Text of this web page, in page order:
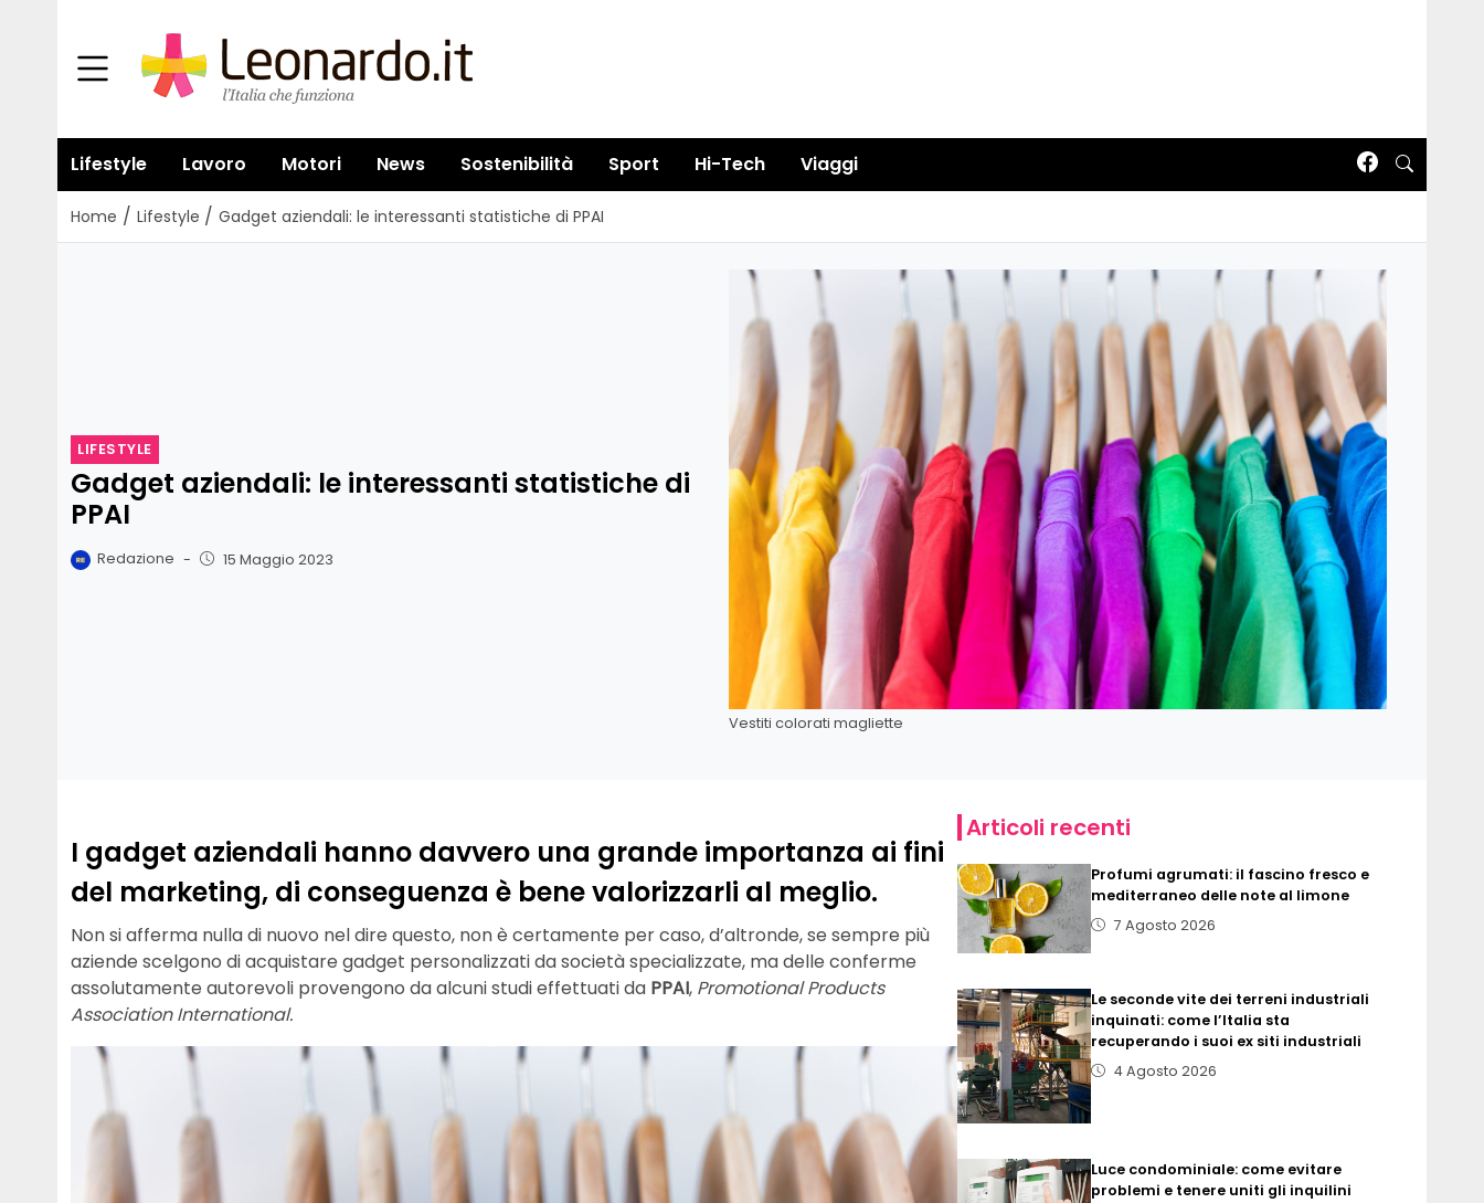
Lifestyle Lavoro Motori News Sostenibilità Sport Hi-Tech Viaggi
Home / Lifestyle / Gadget aziendali: le interessanti statistiche di PPAI
LIFESTYLE
Gadget aziendali: le interessanti statistiche di
PPAI
Redazione - 15 Maggio 2023
Vestiti colorati magliette
I gadget aziendali hanno davvero una grande importanza ai fini
del marketing, di conseguenza è bene valorizzarli al meglio.
Non si afferma nulla di nuovo nel dire questo, non è certamente per caso, d’altronde, se sempre più
aziende scelgono di acquistare gadget personalizzati da società specializzate, ma delle conferme
assolutamente autorevoli provengono da alcuni studi effettuati da PPAI, Promotional Products
Association International.
Articoli recenti
Profumi agrumati: il fascino fresco e
mediterraneo delle note al limone
7 Agosto 2026
Le seconde vite dei terreni industriali
inquinati: come l’Italia sta
recuperando i suoi ex siti industriali
4 Agosto 2026
Luce condominiale: come evitare
problemi e tenere uniti gli inquilini